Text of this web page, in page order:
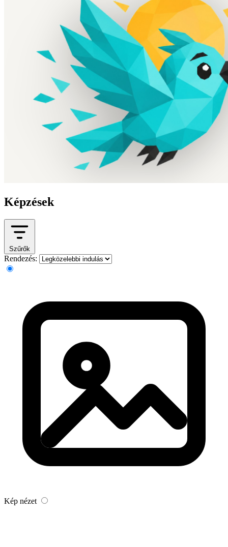
Képzések
Szűrők
Rendezés:
Kép nézet